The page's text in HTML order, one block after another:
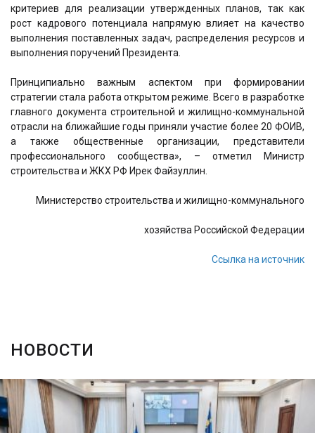
критериев для реализации утвержденных планов, так как
рост кадрового потенциала напрямую влияет на качество
выполнения поставленных задач, распределения ресурсов и
выполнения поручений Президента.
Принципиально важным аспектом при формировании
стратегии стала работа открытом режиме. Всего в разработке
главного документа строительной и жилищно-коммунальной
отрасли на ближайшие годы приняли участие более 20 ФОИВ,
а также общественные организации, представители
профессионального сообщества», – отметил Министр
строительства и ЖКХ РФ Ирек Файзуллин.
Министерство строительства и жилищно-коммунального
хозяйства Российской Федерации
Ссылка на источник
НОВОСТИ